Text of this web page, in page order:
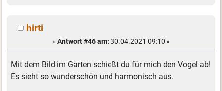
hirti
« Antwort #46 am: 30.04.2021 09:10 »
Mit dem Bild im Garten schießt du für mich den Vogel ab!
Es sieht so wunderschön und harmonisch aus.